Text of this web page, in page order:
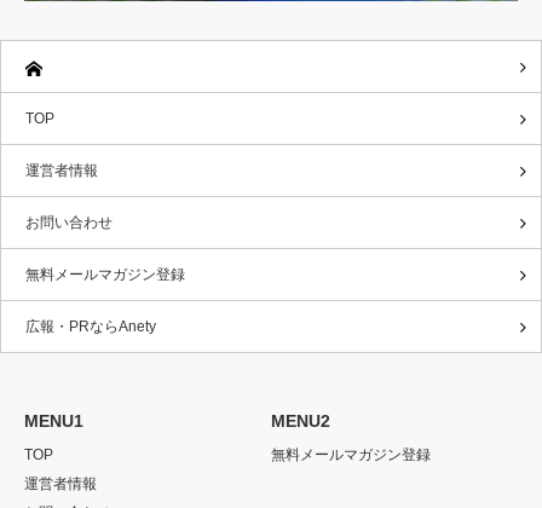
TOP
運営者情報
お問い合わせ
無料メールマガジン登録
広報・PRならAnety
MENU1
TOP
運営者情報
MENU2
無料メールマガジン登録